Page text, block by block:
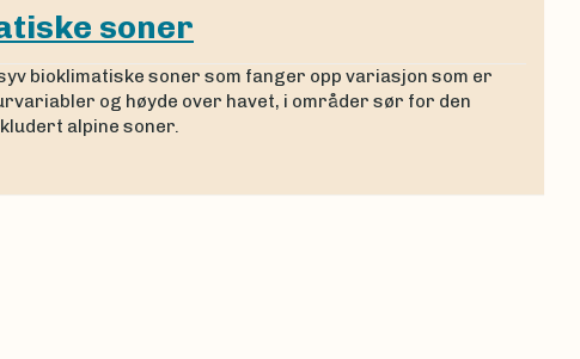
soner
bioklimatiske soner som fanger opp variasjon som er
og høyde over havet, i områder sør for den
alpine soner.